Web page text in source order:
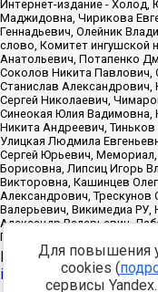
Источник:https://
inostrannyih-agentov-
Для повышения
cookies (
сервисы